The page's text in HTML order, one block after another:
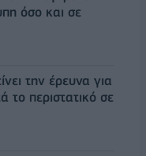
όσο και σε
την έρευνα για
περιστατικό σε